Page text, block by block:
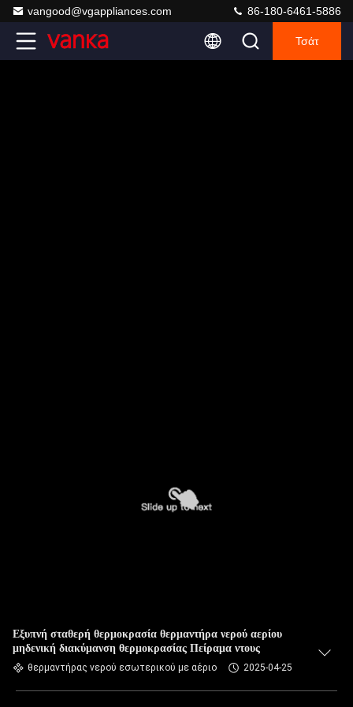
vangood@vgappliances.com 86-180-6461-5886
Τσάτ
Εξυπνή σταθερή θερμοκρασία θερμαντήρα νερού αερίου
μηδενική διακύμανση θερμοκρασίας Πείραμα ντους
θερμαντήρας νερού εσωτερικού με αέριο 2025-04-25